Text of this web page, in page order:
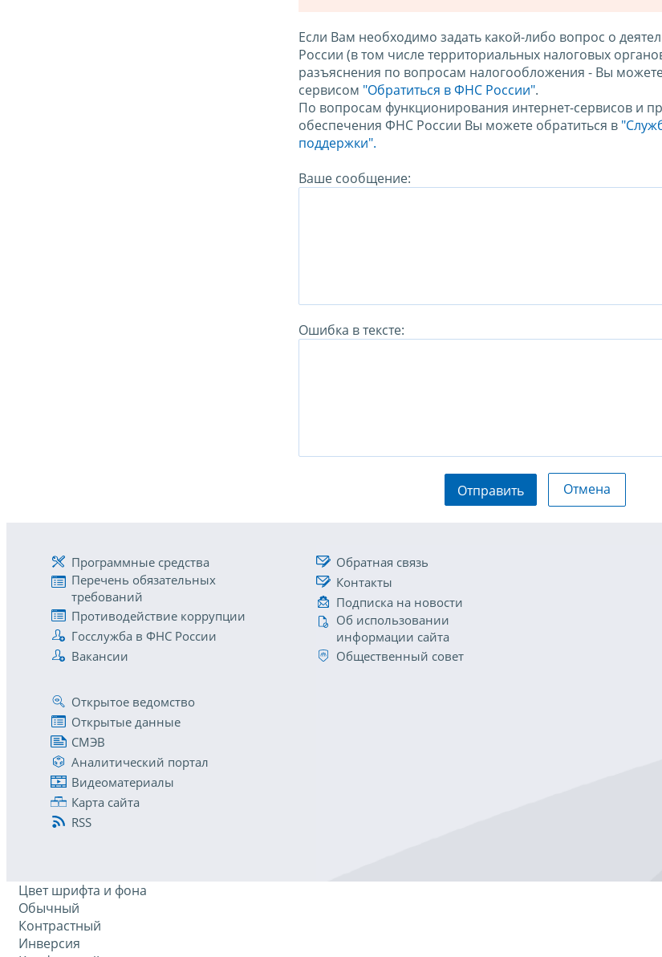
Если Вам необходимо задать какой-либо вопрос о
России (в том числе территориальных налоговых
разъяснения по вопросам налогообложения - Вы
сервисом "Обратиться в ФНС России".
По вопросам функционирования интернет-сервисов и
обеспечения ФНС России Вы можете обратиться в
поддержки".
Ваше сообщение:
Ошибка в тексте:
Отправить Отмена
Программные средства
Перечень обязательных
требований
Противодействие коррупции
Госслужба в ФНС России
Вакансии
Обратная связь
Контакты
Подписка на новости
Об использовании
информации сайта
Общественный совет
Открытое ведомство
Открытые данные
СМЭВ
Аналитический портал
Видеоматериалы
Карта сайта
RSS
Цвет шрифта и фона
Обычный
Контрастный
Инверсия